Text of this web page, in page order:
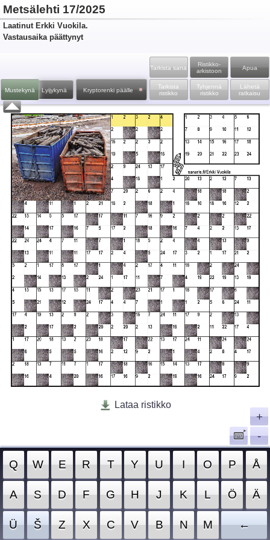
Metsälehti 17/2025
Laatinut Erkki Vuokila.
Vastausaika päättynyt
Mustekynä Lyijykynä Kryptorenki päälle
Tarkista sana
Tarkista
ristikko
Ristikko­
arkistoon
Tyhjennä
ristikko
Apua
Lähetä
ratkaisu
Lataa ristikko
Q W E R T Y U I O P Å
A S D F G H J K L Ö Ä
Ü Š Z X C V B N M ←
+
-